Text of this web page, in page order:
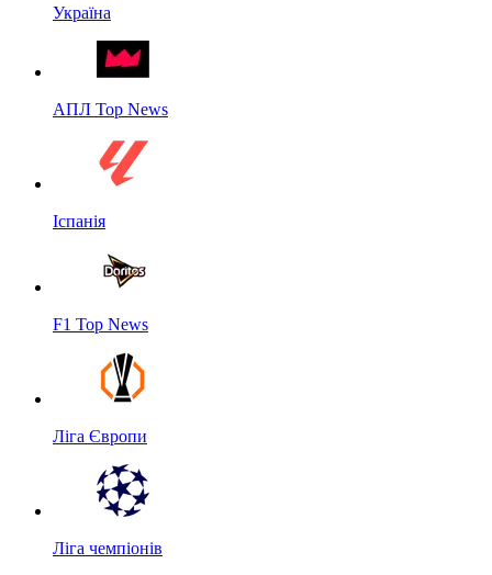
Україна
АПЛ Top News
Іспанія
F1 Top News
Ліга Європи
Ліга чемпіонів